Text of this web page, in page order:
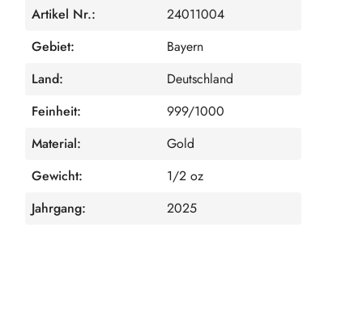
Artikel Nr.:
24011004
Gebiet:
Bayern
Land:
Deutschland
Feinheit:
999/1000
Material:
Gold
Gewicht:
1/2 oz
Jahrgang:
2025